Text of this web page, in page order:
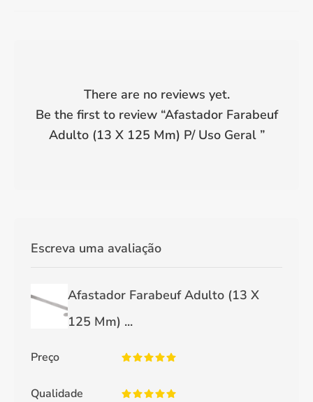
There are no reviews yet.
Be the first to review “Afastador Farabeuf
Adulto (13 X 125 Mm) P/ Uso Geral”
Escreva uma avaliação
Afastador Farabeuf Adulto (13 X
125 Mm) ...
Preço
Qualidade